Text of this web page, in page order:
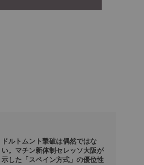
ドルトムント撃破は偶然ではな
い。マチン新体制セレッソ大阪が
示した「スペイン方式」の優位性